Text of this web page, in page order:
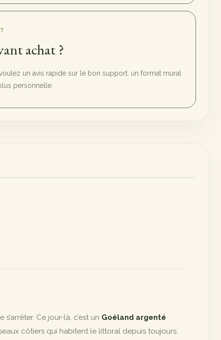
achat ?
un avis rapide sur le bon support, un format mural
personnelle.
Ce jour-là, c’est un Goéland argenté
côtiers qui habitent le littoral depuis toujours.